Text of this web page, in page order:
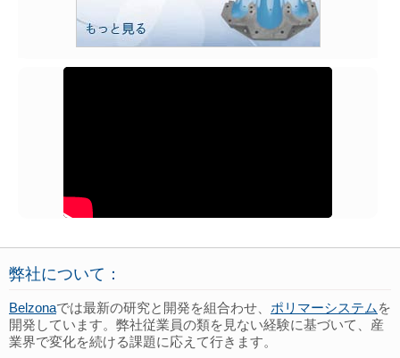
弊社について：
Belzonaでは最新の研究と開発を組合わせ、 ポリマーシステム を
開発しています。弊社従業員の類を見ない経験に基づいて、産
業界で変化を続ける課題に応えて行きます。